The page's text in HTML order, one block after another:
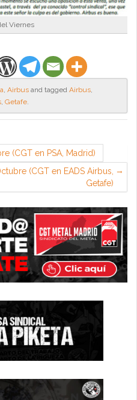
Viernes
, Airbus and tagged Airbus,
, Getafe.
(CGT en PSA, Madrid)
(CGT en EADS Airbus,
Getafe)